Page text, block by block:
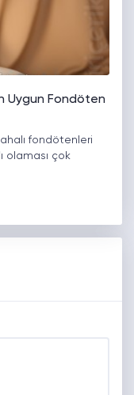
Uygun Fondöten
fondötenleri
olaması çok